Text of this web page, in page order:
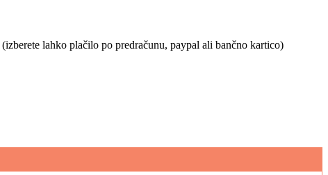
(izberete lahko plačilo po predračunu, paypal ali bančno kartico)